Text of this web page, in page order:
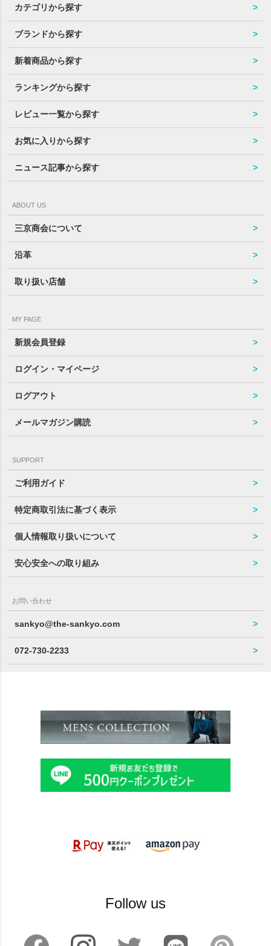
カテゴリから探す
ブランドから探す
新着商品から探す
ランキングから探す
レビュー一覧から探す
お気に入りから探す
ニュース記事から探す
ABOUT US
三京商会について
沿革
取り扱い店舗
MY PAGE
新規会員登録
ログイン・マイページ
ログアウト
メールマガジン購読
SUPPORT
ご利用ガイド
特定商取引法に基づく表示
個人情報取り扱いについて
安心安全への取り組み
お問い合わせ
sankyo@the-sankyo.com
072-730-2233
Follow us